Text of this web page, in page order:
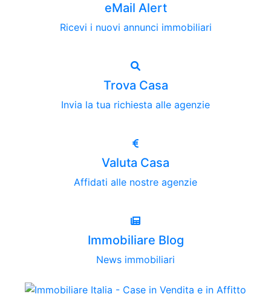
eMail Alert
Ricevi i nuovi annunci immobiliari
Trova Casa
Invia la tua richiesta alle agenzie
Valuta Casa
Affidati alle nostre agenzie
Immobiliare Blog
News immobiliari